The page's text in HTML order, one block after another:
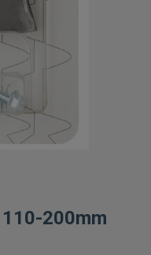
200mm